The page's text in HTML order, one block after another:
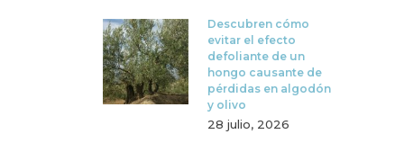
Descubren cómo
evitar el efecto
defoliante de un
hongo causante de
pérdidas en algodón
y olivo
28 julio, 2026